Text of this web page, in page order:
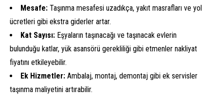
Mesafe: Taşınma mesafesi uzadıkça, yakıt masrafları ve yol
ücretleri gibi ekstra giderler artar.
Kat Sayısı: Eşyaların taşınacağı ve taşınacak evlerin
bulunduğu katlar, yük asansörü gerekliliği gibi etmenler nakliyat
fiyatını etkileyebilir.
Ek Hizmetler: Ambalaj, montaj, demontaj gibi ek servisler
taşınma maliyetini artırabilir.